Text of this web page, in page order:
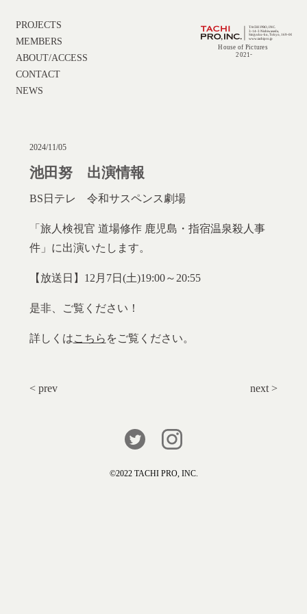
PROJECTS
MEMBERS
ABOUT/ACCESS
CONTACT
NEWS
2024/11/05
池田努 出演情報
BS日テレ 令和サスペンス劇場
「旅人検視官 道場修作 鹿児島・指宿温泉殺人事
件」に出演いたします。
【放送日】12月7日(土)19:00～20:55
是非、ご覧ください！
詳しくはこちら をご覧ください。
< prev next >
©️2022 TACHI PRO, INC.